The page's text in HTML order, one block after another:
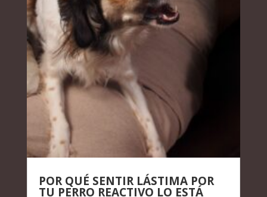
POR QUÉ SENTIR LÁSTIMA POR
TU PERRO REACTIVO LO ESTÁ